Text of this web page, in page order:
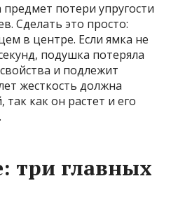
потери упругости
Сделать это просто:
в центре. Если ямка не
подушка потеряла
и подлежит
жесткость должна
так как он растет и его
три главных